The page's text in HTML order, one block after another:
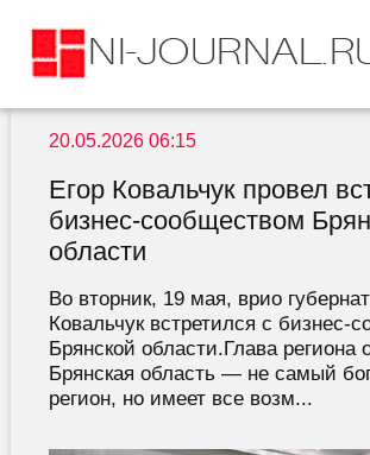
20.05.2026 06:15
Егор Ковальчук провел
бизнес-сообществом
области
Во вторник, 19 мая, врио
Ковальчук встретился с бизнес-
Брянской области.Глава региона
Брянская область — не самый
регион, но имеет все возм...